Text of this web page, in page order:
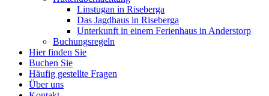
Linstugan in Riseberga
Das Jagdhaus in Riseberga
Unterkunft in einem Ferienhaus in Anderstorp
Buchungsregeln
Hier finden Sie
Buchen Sie
Häufig gestellte Fragen
Über uns